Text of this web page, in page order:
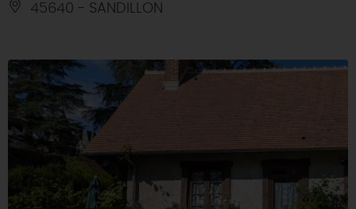
45640 - SANDILLON